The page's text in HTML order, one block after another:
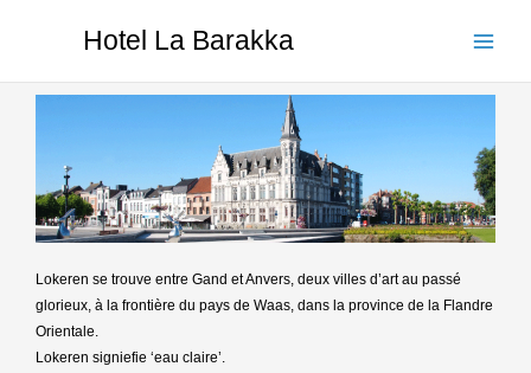
Hotel La Barakka
Lokeren se trouve entre Gand et Anvers, deux villes d’art au passé
glorieux, à la frontière du pays de Waas, dans la province de la Flandre
Orientale.
Lokeren signiefie ‘eau claire’.